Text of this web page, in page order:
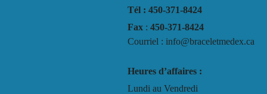
Tél : 450-371-8424
Fax : 450-371-8424
Courriel : info@braceletmedex.ca
Heures d’affaires :
Lundi au Vendredi